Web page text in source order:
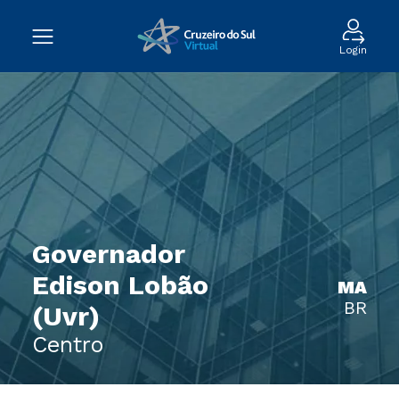
Login
Governador
Edison Lobão
(Uvr)
Centro
MA
BR